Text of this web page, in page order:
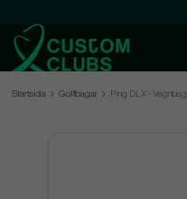
Startsida Golfbagar Ping DLX - Vagnbag